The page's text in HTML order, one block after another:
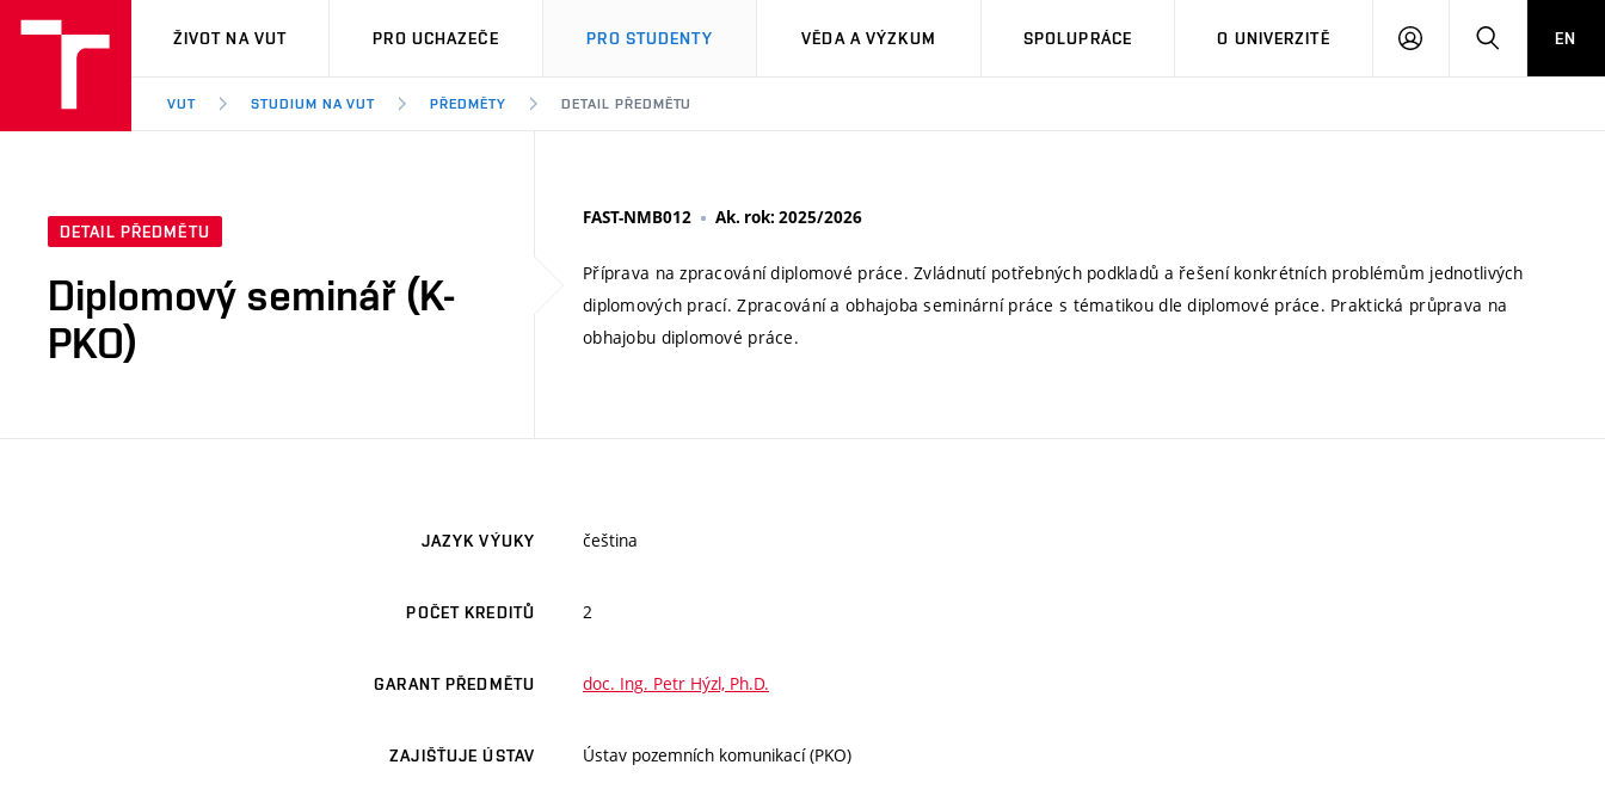
VUT
ŽIVOT NA VUT PRO UCHAZEČE PRO STUDENTY VĚDA A VÝZKUM SPOLUPRÁCE O UNIVERZITĚ
PŘIHLÁSIT HLEDATEN
VUT STUDIUM NA VUT PŘEDMĚTY DETAIL PŘEDMĚTU
DETAIL PŘEDMĚTU
Diplomový seminář (K-
PKO)
FAST-NMB012 Ak. rok: 2025/2026
Příprava na zpracování diplomové práce. Zvládnutí potřebných podkladů a řešení konkrétních problémům jednotlivých
diplomových prací. Zpracování a obhajoba seminární práce s tématikou dle diplomové práce. Praktická průprava na
obhajobu diplomové práce.
JAZYK VÝUKY čeština
POČET KREDITŮ 2
GARANT PŘEDMĚTU doc. Ing. Petr Hýzl, Ph.D.
ZAJIŠŤUJE ÚSTAV Ústav pozemních komunikací (PKO)